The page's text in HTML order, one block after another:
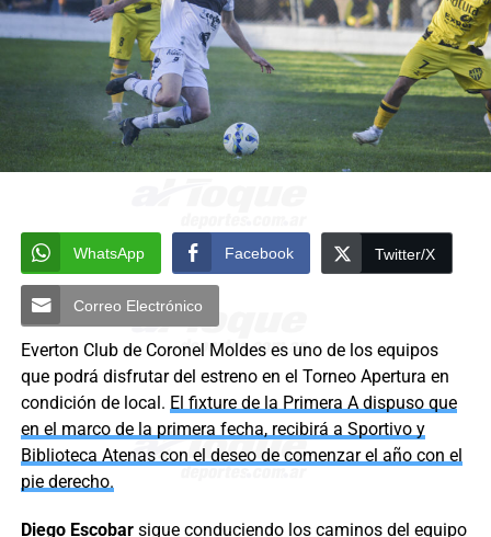
WhatsApp Facebook Twitter/X
Correo Electrónico
Everton Club de Coronel Moldes es uno de los equipos
que podrá disfrutar del estreno en el Torneo Apertura en
condición de local. El fixture de la Primera A dispuso que
en el marco de la primera fecha, recibirá a Sportivo y
Biblioteca Atenas con el deseo de comenzar el año con el
pie derecho.
Diego Escobarsigue conduciendo los caminos del equipo